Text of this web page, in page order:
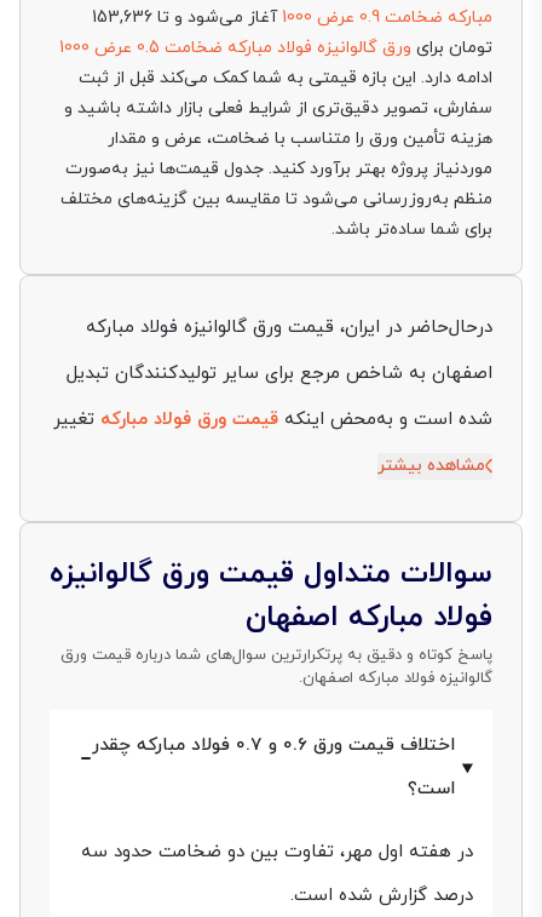
مبارکه ضخامت 0.9 عرض 1000
آغاز می‌شود و تا 153,636
تومان برای ورق گالوانیزه فولاد مبارکه ضخامت 0.5 عرض 1000
ادامه دارد. این بازه قیمتی به شما کمک می‌کند قبل از ثبت
سفارش، تصویر دقیق‌تری از شرایط فعلی بازار داشته باشید و
هزینه تأمین ورق را متناسب با ضخامت، عرض و مقدار
موردنیاز پروژه بهتر برآورد کنید. جدول قیمت‌ها نیز به‌صورت
منظم به‌روزرسانی می‌شود تا مقایسه بین گزینه‌های مختلف
برای شما ساده‌تر باشد.
درحال‌حاضر در ایران، قیمت ورق گالوانیزه فولاد مبارکه
اصفهان به شاخص مرجع برای سایر تولیدکنندگان تبدیل
شده است و به‌محض اینکه قیمت ورق فولاد مبارکه تغییر
می‌کند، اغلب کارخانه‌های کوچک‌تر نیز فاصله قیمتی خود
سالانه این مجتمع باعث شده تا نوسان‌های روزانه نرخ ارز
و فلز روی به‌سرعت در لیست قیمت‌ها منعکس شود و
خریداران برای جلوگیری از افزایش هزینه پروژه، ناچار به
قیمتی 18 مرداد 1405، روند نمودار قیمت و عوامل اثرگذار بر
بهای هر کیلو ورق گالوانیزه فولاد اصفهان را بررسی
مشاهده بیشتر
سوالات متداول قیمت ورق گالوانیزه
فولاد مبارکه اصفهان
پاسخ کوتاه و دقیق به پرتکرارترین سوال‌های شما درباره قیمت ورق
گالوانیزه فولاد مبارکه اصفهان.
اختلاف قیمت ورق 0.6 و 0.7 فولاد مبارکه چقدر
است؟
در هفته اول مهر، تفاوت بین دو ضخامت حدود سه
درصد گزارش شده است.